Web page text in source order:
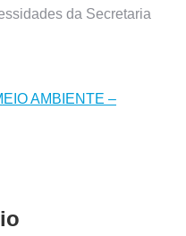
da Secretaria
AMBIENTE –